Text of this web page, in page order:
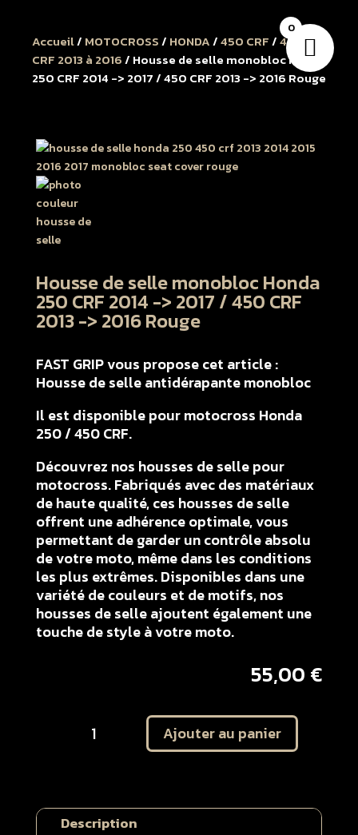
Accueil/ MOTOCROSS/ HONDA/450 CRF/450
CRF 2013 à 2016/ Housse de selle monobloc Honda
250 CRF 2014 -> 2017 / 450 CRF 2013 -> 2016 Rouge
Housse de selle monobloc Honda
250 CRF 2014 -> 2017 / 450 CRF
2013 -> 2016 Rouge
FAST GRIP vous propose cet article :
Housse de selle antidérapante monobloc
Il est disponible pour motocross Honda
250 / 450 CRF.
Découvrez nos housses de selle pour
motocross. Fabriqués avec des matériaux
de haute qualité, ces housses de selle
offrent une adhérence optimale, vous
permettant de garder un contrôle absolu
de votre moto, même dans les conditions
les plus extrêmes. Disponibles dans une
variété de couleurs et de motifs, nos
housses de selle ajoutent également une
touche de style à votre moto.
55,00 €
monobloc
Honda
Ajouter au panier
Description
0